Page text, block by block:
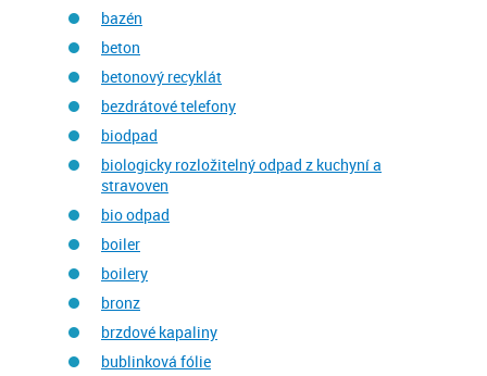
bazén
beton
betonový recyklát
bezdrátové telefony
biodpad
biologicky rozložitelný odpad z kuchyní a
stravoven
bio odpad
boiler
boilery
bronz
brzdové kapaliny
bublinková fólie